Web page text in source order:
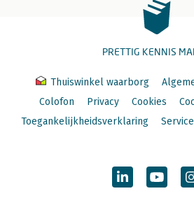
PRETTIG KENNIS
Thuiswinkel waarborg
Colofon
Privacy Cookies
Toegankelijkheidsverklaring